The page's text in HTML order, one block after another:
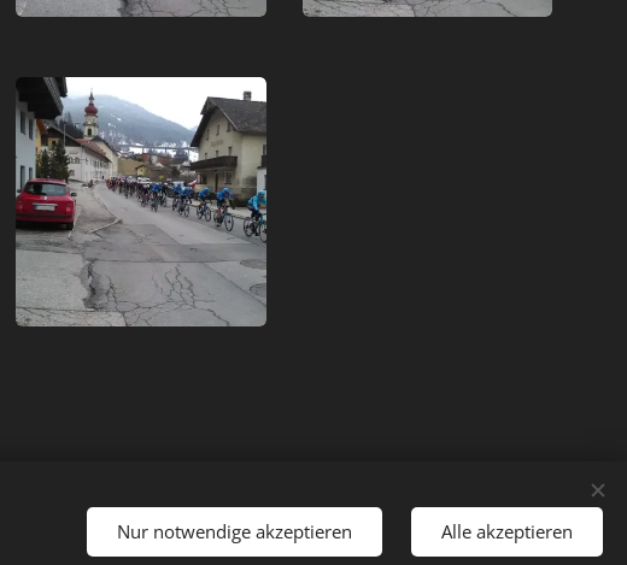
Nur notwendige akzeptieren Alle akzeptieren